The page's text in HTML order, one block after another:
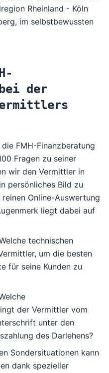
Rheinland - Köln
im selbstbewussten
der
FMH-Finanzberatung
Fragen zu seiner
wir den Vermittler in
persönliches Bild zu
Online-Auswertung
liegt dabei auf
technischen
um die besten
für seine Kunden zu
der Vermittler vom
unter den
des Darlehens?
Sondersituationen kann
dank spezieller